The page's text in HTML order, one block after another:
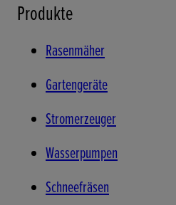
Produkte
Rasenmäher
Gartengeräte
Stromerzeuger
Wasserpumpen
Schneefräsen